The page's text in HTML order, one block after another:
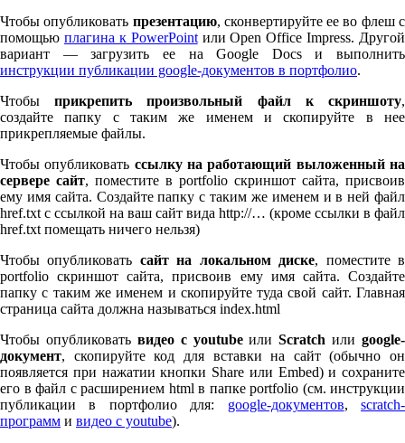
Чтобы опубликовать презентацию, сконвертируйте ее во флеш с
помощью плагина к Pow­er­Pointили Open Office Impress. Другой
вариант — загрузить ее на Google Docs и выполнить
инструкции публикации google-документов в портфолио.
Чтобыприкрепить произвольный файл к скриншоту,
создайте папку с таким же именем и скопируйте в нее
прикрепляемые файлы.
Чтобы опубликовать ссылку на работающий выложенный на
сервере сайт, поместите в port­fo­lio скриншот сайта, присвоив
ему имя сайта. Создайте папку с таким же именем и в ней файл
href.txt с ссылкой на ваш сайт вида http://… (кроме ссылки в файл
href.txt помещать ничего нельзя)
Чтобы опубликовать сайт на локальном диске, поместите в
port­fo­lio скриншот сайта, присвоив ему имя сайта. Создайте
папку с таким же именем и скопируйте туда свой сайт. Главная
страница сайта должна называться index.html
Чтобы опубликовать видео с youtubeилиScratch или google-
документ, скопируйте код для вставки на сайт (обычно он
появляется при нажатии кнопки Share или Embed) и сохраните
его в файл с расширением html в папке port­fo­lio (см. инструкции
публикации в портфолио для: google-документов,scratch-
программ и видео с youtube).